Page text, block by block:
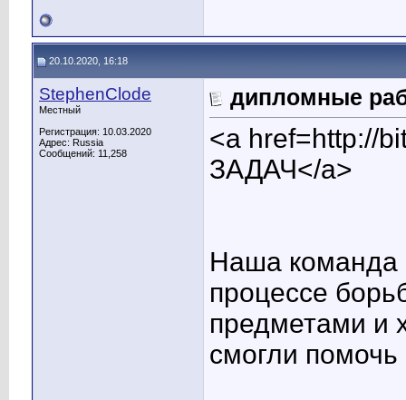
20.10.2020, 16:18
StephenClode
Местный
Регистрация: 10.03.2020
Адрес: Russia
Сообщений: 11,258
дипломные
<a href=http://
ЗАДАЧ</a>
Наша команда
процессе
предметами и
смогли